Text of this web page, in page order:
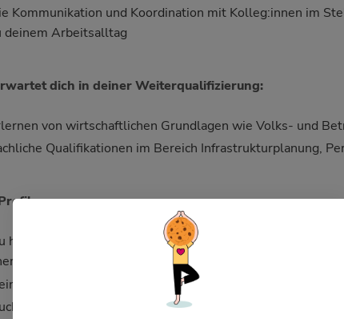
Kommunikation und Koordination mit Kolleg:innen im
deinem Arbeitsalltag
dich in deiner Weiterqualifizierung:
von wirtschaftlichen Grundlagen wie Volks- und
Qualifikationen im Bereich Infrastrukturplanung,
hast dein (Fach-)Abitur (bald) erfolgreich abgeschlossen
Deutschkenntnisse entsprechen mindestens dem B2-
in anspruchsvollen Situationen bewahrst du Ruhe und